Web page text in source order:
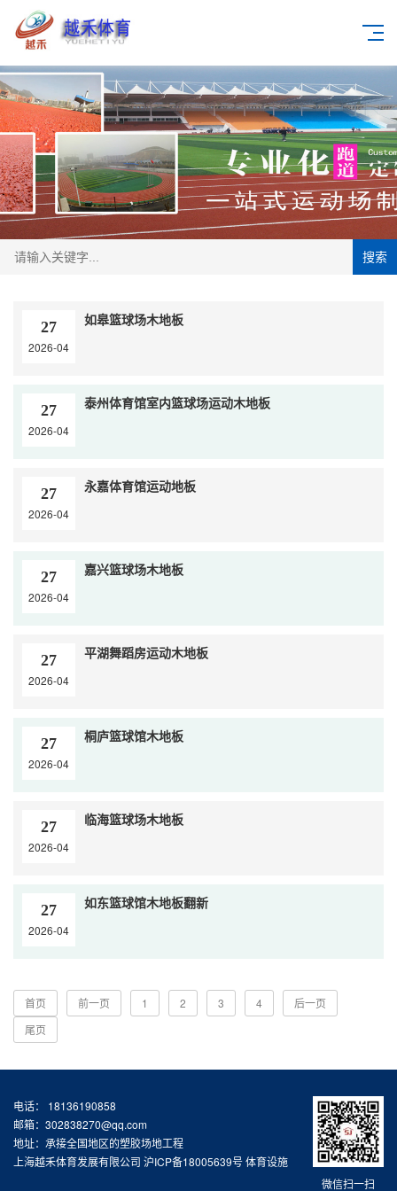
搜索
27
2026-04
如皋篮球场木地板
27
2026-04
泰州体育馆室内篮球场运动木地板
27
2026-04
永嘉体育馆运动地板
27
2026-04
嘉兴篮球场木地板
27
2026-04
平湖舞蹈房运动木地板
27
2026-04
桐庐篮球馆木地板
27
2026-04
临海篮球场木地板
27
2026-04
如东篮球馆木地板翻新
首页 前一页 1 2 3 4
后一页
尾页
微信扫一扫
电话： 18136190858
邮箱：302838270@qq.com
地址：承接全国地区的塑胶场地工程
上海越禾体育发展有限公司 沪ICP备18005639号体育设施